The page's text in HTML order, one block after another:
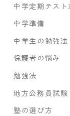
中学定期テスト
中学準備
中学生の勉強法
保護者の悩み
勉強法
地方公務員試
塾の選び方